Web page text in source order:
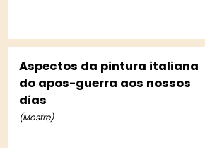
Aspectos da pintura italiana
do apos-guerra aos nossos
dias
(Mostre)